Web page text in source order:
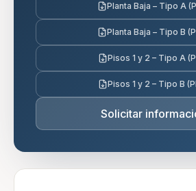
Planta Baja – Tipo A
Planta Baja – Tipo B
Pisos 1 y 2 – Tipo A
Pisos 1 y 2 – Tipo B
Solicitar